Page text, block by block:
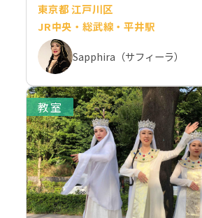
東京都 江戸川区
JR中央・総武線・平井駅
Sapphira（サフィーラ）
教室